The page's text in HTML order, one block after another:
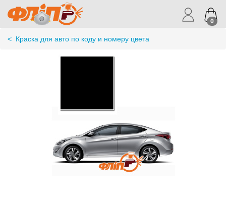
0
< Краска для авто по коду и номеру цвета